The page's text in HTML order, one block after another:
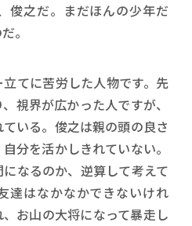
俊之だ。まだほんの少年だ
。
立てに苦労した人物です。先
視界が広かった人ですが、
いる。俊之は親の頭の良さ
分を活かしきれていない。
なるのか、逆算して考えて
達はなかなかできないけれ
お山の大将になって暴走し